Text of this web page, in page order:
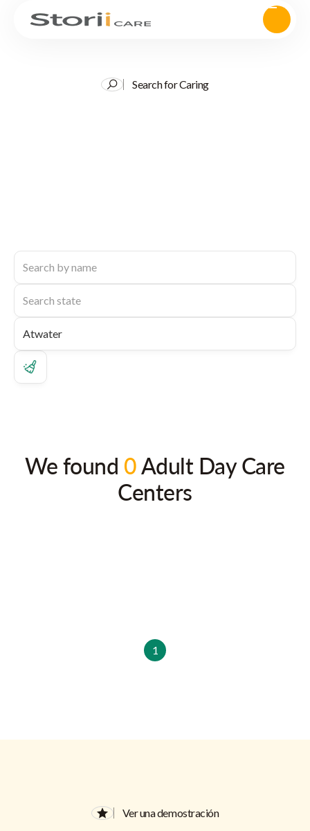
Search for Caring
We found 0Adult Day Care
Centers
1
Ver una demostración